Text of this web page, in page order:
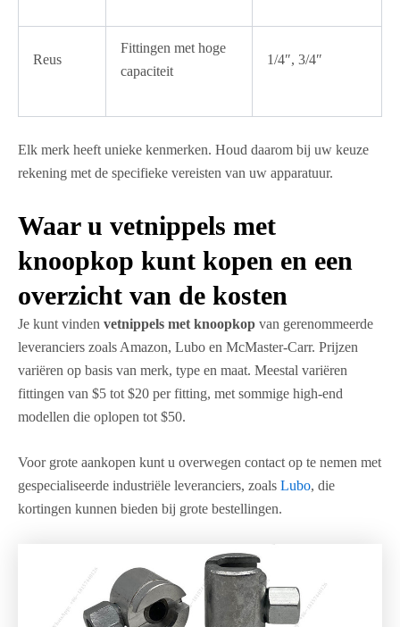
Reus
Fittingen met hoge
capaciteit
1/4″, 3/4″
Elk merk heeft unieke kenmerken. Houd daarom bij uw keuze
rekening met de specifieke vereisten van uw apparatuur.
Waar u vetnippels met
knoopkop kunt kopen en een
overzicht van de kosten
Je kunt vinden vetnippels met knoopkop van gerenommeerde
leveranciers zoals Amazon, Lubo en McMaster-Carr. Prijzen
variëren op basis van merk, type en maat. Meestal variëren
fittingen van $5 tot $20 per fitting, met sommige high-end
modellen die oplopen tot $50.
Voor grote aankopen kunt u overwegen contact op te nemen met
gespecialiseerde industriële leveranciers, zoals Lubo, die
kortingen kunnen bieden bij grote bestellingen.